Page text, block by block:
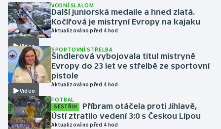
Golf
Gymnastika
Házená
Jezdectví
Judo
Video
VODNÍ SLALOM
Další juniorská medaile a hned zlatá.
Kočířová je mistryní Evropy na kajaku
Aktualizováno před 4 hod
Video
SPORTOVNÍ STŘELBA
Šindlerová vybojovala titul mistryně
Evropy do 23 let ve střelbě ze sportovní
pistole
Aktualizováno před 4 hod
FOTBAL
SESTŘIH
Příbram otáčela proti Jihlavě,
Ústí ztratilo vedení 3:0 s Českou Lípou
Aktualizováno před 4 hod